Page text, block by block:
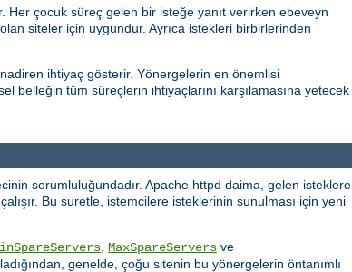
çocuk süreç gelen bir isteğe yanıt verirken ebeveyn
siteler için uygundur. Ayrıca istekleri birbirlerinden
ihtiyaç gösterir. Yönergelerin en önemlisi
belleğin tüm süreçlerin ihtiyaçlarını karşılamasına yetecek
sorumluluğundadır. Apache httpd daima, gelen isteklere
Bu suretle, istemcilere isteklerinin sunulması için yeni
MaxSpareServers ve
genelde, çoğu sitenin bu yönergelerin öntanımlı